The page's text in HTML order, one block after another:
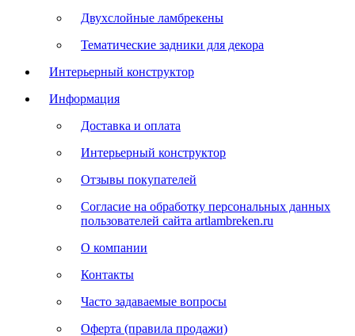
Двухслойные ламбрекены
Тематические задники для декора
Интерьерный конструктор
Информация
Доставка и оплата
Интерьерный конструктор
Отзывы покупателей
Согласие на обработку персональных данных
пользователей сайта artlambreken.ru
О компании
Контакты
Часто задаваемые вопросы
Оферта (правила продажи)